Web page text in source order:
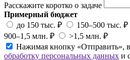
Расскажите коротко о задаче
Примерный бюджет
до 150 тыс. ₽
150–500 тыс. ₽
900–1,5 млн. ₽
>1,5 млн. ₽
Нажимая кнопку «Отправить»,
обработку персональных данных и